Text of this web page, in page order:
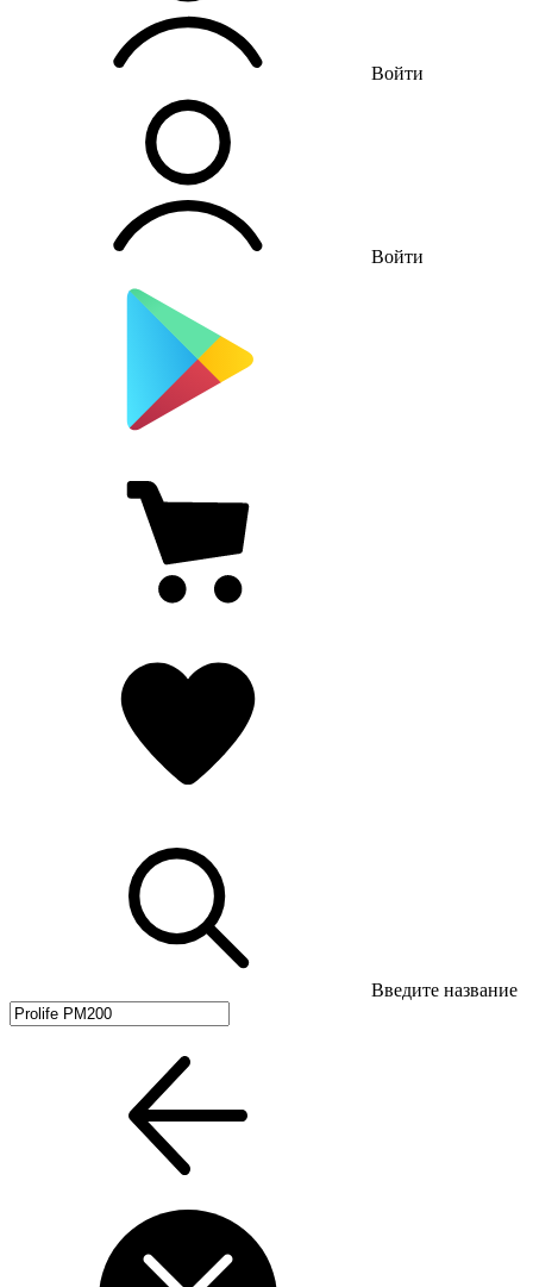
Войти
Войти
Введите название